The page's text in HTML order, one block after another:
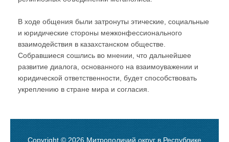
В ходе общения были затронуты этические, социальные
и юридические стороны межконфессионального
взаимодействия в казахстанском обществе.
Собравшиеся сошлись во мнении, что дальнейшее
развитие диалога, основанного на взаимоуважении и
юридической ответственности, будет способствовать
укреплению в стране мира и согласия.
Copyright © 2026 Митрополичий округ в Республике